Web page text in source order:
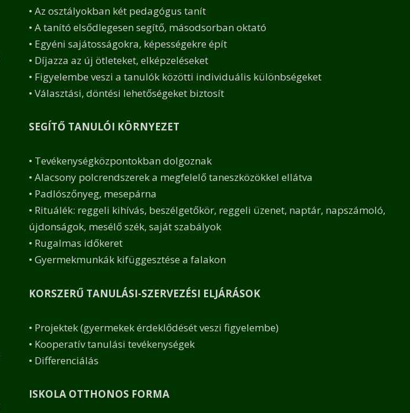
• Az osztályokban két pedagógus tanít
• A tanító elsődlegesen segítő, másodsorban oktató
• Egyéni sajátosságokra, képességekre épít
• Díjazza az új ötleteket, elképzeléseket
• Figyelembe veszi a tanulók közötti individuális különbségeket
• Választási, döntési lehetőségeket biztosít
SEGÍTŐ TANULÓI KÖRNYEZET
• Tevékenységközpontokban dolgoznak
• Alacsony polcrendszerek a megfelelő taneszközökkel ellátva
• Padlószőnyeg, mesepárna
• Rituálék: reggeli kihívás, beszélgetőkör, reggeli üzenet, naptár, napszámoló,
újdonságok, mesélő szék, saját szabályok
• Rugalmas időkeret
• Gyermekmunkák kifüggesztése a falakon
KORSZERŰ TANULÁSI-SZERVEZÉSI ELJÁRÁSOK
• Projektek (gyermekek érdeklődését veszi figyelembe)
• Kooperatív tanulási tevékenységek
• Differenciálás
ISKOLA OTTHONOS FORMA